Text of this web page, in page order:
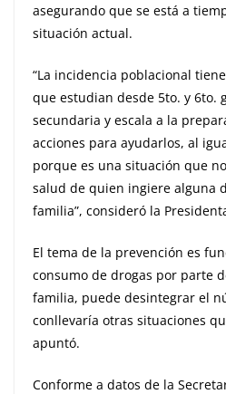
asegurando que se está a
situación actual.
“La incidencia poblacional
que estudian desde 5to. y 6to.
secundaria y escala a la
acciones para ayudarlos, al
porque es una situación que
salud de quien ingiere alguna
familia”, consideró la
El tema de la prevención es
consumo de drogas por parte
familia, puede desintegrar el
conllevaría otras situaciones
apuntó.
Conforme a datos de la